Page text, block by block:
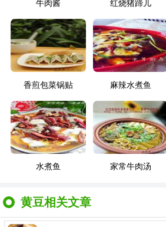
牛肉酱 红烧猪蹄儿
香煎包菜锅贴 麻辣水煮鱼
水煮鱼 家常牛肉汤
黄豆相关文章